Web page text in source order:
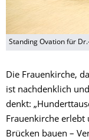
Standing Ovation für
Die Frauenkirche,
ist nachdenklich
denkt:
Frauenkirche erlebt
Brücken bauen –